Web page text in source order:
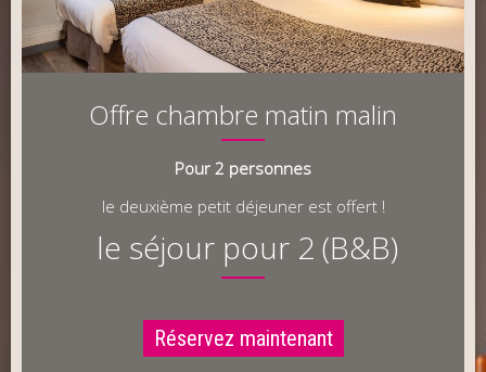
Offre chambre matin malin
Pour 2 personnes
le deuxième petit déjeuner est offert !
le séjour pour 2 (B&B)
Réservez maintenant